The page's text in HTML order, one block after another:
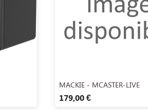
Aperçu rapide
MACKIE - MCASTER-LIVE
179,00 €